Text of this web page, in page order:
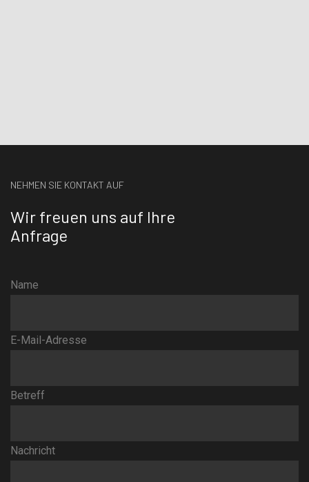
NEHMEN SIE KONTAKT AUF
Wir freuen uns auf Ihre
Anfrage
Name
E-Mail-Adresse
Betreff
Nachricht